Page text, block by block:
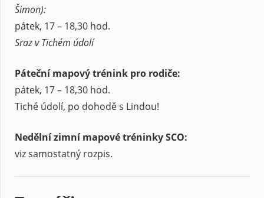
Šimon):
pátek, 17 – 18,30 hod.
Sraz v Tichém údolí
Páteční mapový trénink pro rodiče:
pátek, 17 – 18,30 hod.
Tiché údolí, po dohodě s Lindou!
Nedělní zimní mapové tréninky SCO:
viz samostatný rozpis.